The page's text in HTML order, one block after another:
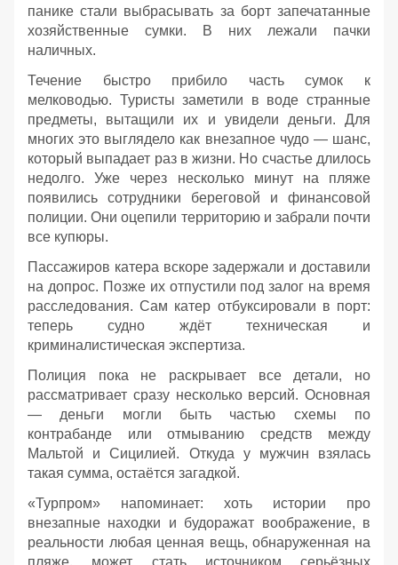
панике стали выбрасывать за борт запечатанные
хозяйственные сумки. В них лежали пачки
наличных.
Течение быстро прибило часть сумок к
мелководью. Туристы заметили в воде странные
предметы, вытащили их и увидели деньги. Для
многих это выглядело как внезапное чудо — шанс,
который выпадает раз в жизни. Но счастье длилось
недолго. Уже через несколько минут на пляже
появились сотрудники береговой и финансовой
полиции. Они оцепили территорию и забрали почти
все купюры.
Пассажиров катера вскоре задержали и доставили
на допрос. Позже их отпустили под залог на время
расследования. Сам катер отбуксировали в порт:
теперь судно ждёт техническая и
криминалистическая экспертиза.
Полиция пока не раскрывает все детали, но
рассматривает сразу несколько версий. Основная
— деньги могли быть частью схемы по
контрабанде или отмыванию средств между
Мальтой и Сицилией. Откуда у мужчин взялась
такая сумма, остаётся загадкой.
«Турпром» напоминает: хоть истории про
внезапные находки и будоражат воображение, в
реальности любая ценная вещь, обнаруженная на
пляже, может стать источником серьёзных